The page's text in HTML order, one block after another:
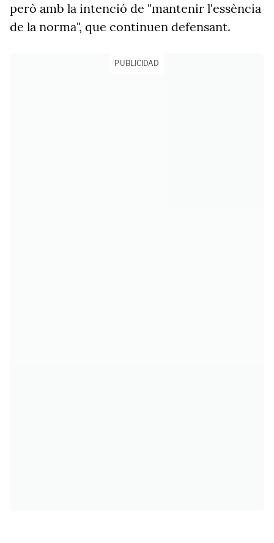
però amb la intenció de "mantenir l'essència
de la norma", que continuen defensant.
PUBLICIDAD